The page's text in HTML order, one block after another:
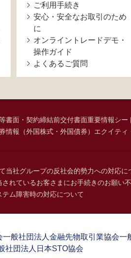
ご利用手続き
安心・安全なお取引のため
に
オンライントレードデモ・
操作ガイド
よくあるご質問
書面・契約締結前交付書面重要情報シー
情報（外国株式・外国債券） エクイティ
当社グループの反社会的勢力への対応に
されているお客さまにお手続きのお願い
テム障害時の対応について
一般社団法人金融先物取引業協会一
社団法人日本STO協会